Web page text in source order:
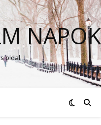
NAPOK
oldal